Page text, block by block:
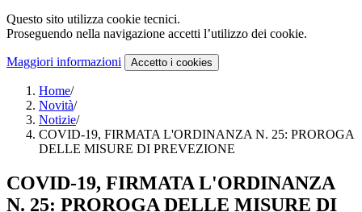
Questo sito utilizza cookie tecnici.
Proseguendo nella navigazione accetti l’utilizzo dei cookie.
Maggiori informazioni Accetto i cookies
Home/
Novità/
Notizie/
COVID-19, FIRMATA L'ORDINANZA N. 25: PROROGA
DELLE MISURE DI PREVEZIONE
COVID-19, FIRMATA L'ORDINANZA
N. 25: PROROGA DELLE MISURE DI